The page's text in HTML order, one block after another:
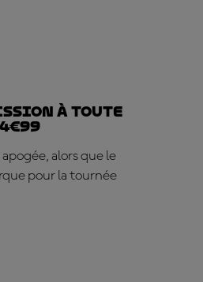
à toute
alors que le
pour la tournée